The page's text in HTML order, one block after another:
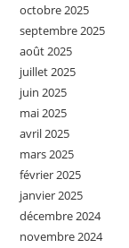
octobre 2025
septembre 2025
août 2025
juillet 2025
juin 2025
mai 2025
avril 2025
mars 2025
février 2025
janvier 2025
décembre 2024
novembre 2024